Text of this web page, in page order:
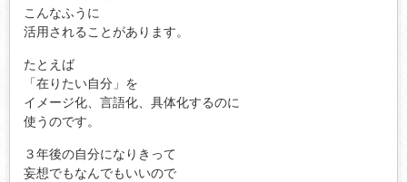
こんなふうに
活用されることがあります。
たとえば
「在りたい自分」を
イメージ化、言語化、具体化するのに
使うのです。
３年後の自分になりきって
妄想でもなんでもいいので